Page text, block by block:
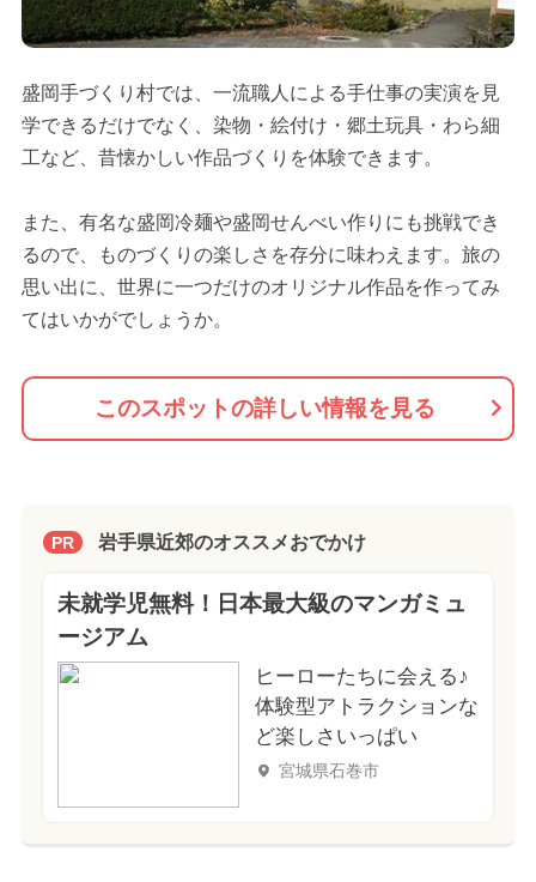
盛岡手づくり村では、一流職人による手仕事の実演を見
学できるだけでなく、染物・絵付け・郷土玩具・わら細
工など、昔懐かしい作品づくりを体験できます。
また、有名な盛岡冷麺や盛岡せんべい作りにも挑戦でき
るので、ものづくりの楽しさを存分に味わえます。旅の
思い出に、世界に一つだけのオリジナル作品を作ってみ
てはいかがでしょうか。
このスポットの詳しい情報を見る
PR 岩手県近郊のオススメおでかけ
未就学児無料！日本最大級のマンガミュ
ージアム
ヒーローたちに会える♪
体験型アトラクションな
ど楽しさいっぱい
宮城県石巻市